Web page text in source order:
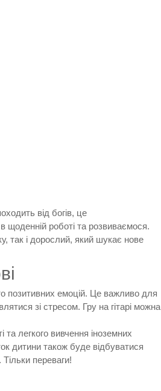
від богів, це
щоденній роботі та розвиваємося.
так і дорослий, який шукає нове
позитивних емоцій. Це важливо для
зі стресом. Гру на гітарі можна
та легкого вивчення іноземних
дитини також буде відбуватися
переваги!